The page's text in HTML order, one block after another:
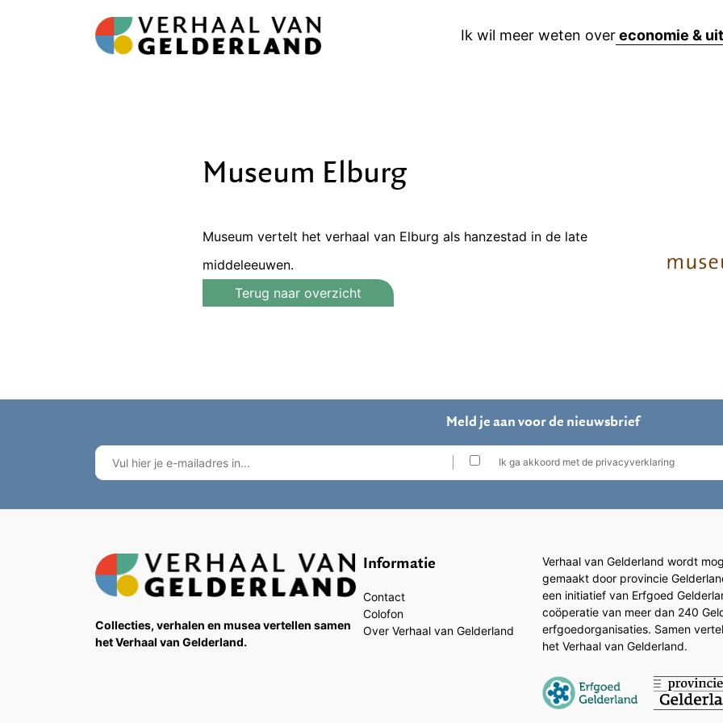
Ik wil meer weten over
Museum Elburg
Museum vertelt het verhaal van Elburg als hanzestad in de late
middeleeuwen.
Terug naar overzicht
Meld je aan voor de nieuwsbrief
Ik ga akkoord met de privacyverklaring
Collecties, verhalen en musea vertellen samen
het Verhaal van Gelderland.
Informatie
Contact
Colofon
Over Verhaal van Gelderland
Verhaal van Gelderland wordt
gemaakt door provincie
een initiatief van Erfgoed
coöperatie van meer dan 240
erfgoedorganisaties. Samen
het Verhaal van Gelderland.